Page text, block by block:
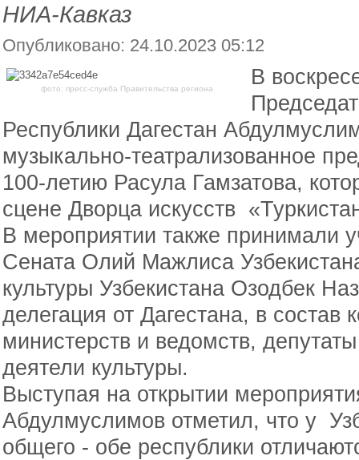
НИА-Кавказ
Опубликовано: 24.10.2023 05:12
фото: пресс-служба Правительства региона
В
Республики Дагестан
музыкально-театрализованное
100-летию Расула Гамзатова,
сцене Дворца искусств
В мероприятии также принимали
Сената Олий Мажлиса
культуры Узбекистана Озодбек
делегация от Дагестана, в состав
министерств и ведомств,
деятели культуры.
Выступая на открытии
Абдулмуслимов отметил, что у
общего - обе республики